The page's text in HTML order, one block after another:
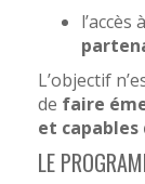
l’accès
L’objectif
de faire
et capables
LE